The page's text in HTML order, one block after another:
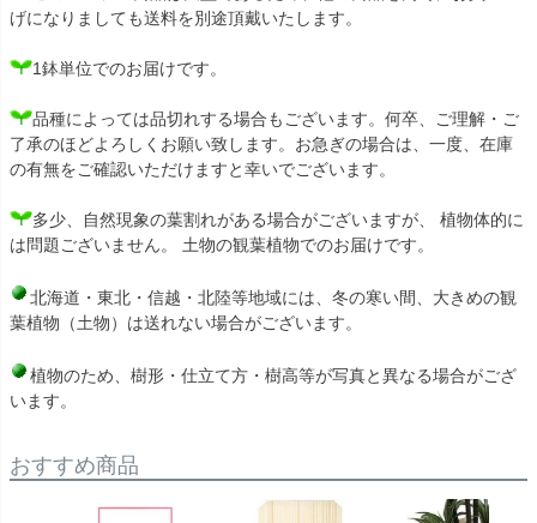
げになりましても送料を別途頂戴いたします。
1鉢単位でのお届けです。
品種によっては品切れする場合もございます。何卒、ご理解・ご
了承のほどよろしくお願い致します。お急ぎの場合は、一度、在庫
の有無をご確認いただけますと幸いでございます。
多少、自然現象の葉割れがある場合がございますが、 植物体的に
は問題ございません。 土物の観葉植物でのお届けです。
北海道・東北・信越・北陸等地域には、冬の寒い間、大きめの観
葉植物（土物）は送れない場合がございます。
植物のため、樹形・仕立て方・樹高等が写真と異なる場合がござ
います。
おすすめ商品